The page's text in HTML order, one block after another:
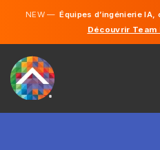
NEW —Équipes d’ingénierie IA,
Découvrir Team